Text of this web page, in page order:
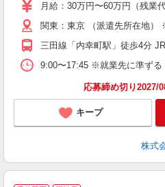
月給：30万円〜60万円（残業
関東：東京 （派遣先所在地）
三田線「内幸町駅」徒歩4分
9:00〜17:45 ※就業先に準ずる
応募締め切り2027/
キープ
株式